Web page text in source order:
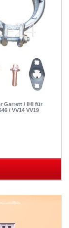
Garrett / IHI für
/ VV14 VV19